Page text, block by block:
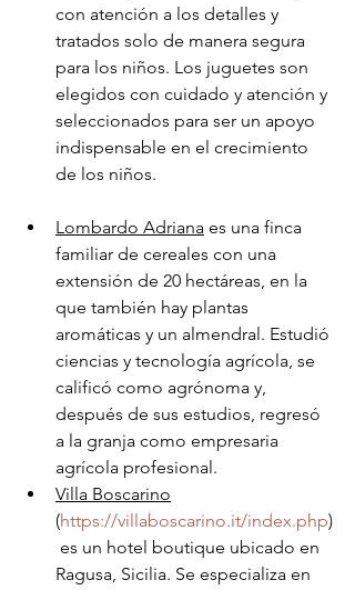
con atención a los detalles y
tratados solo de manera segura
para los niños. Los juguetes son
elegidos con cuidado y atención y
seleccionados para ser un apoyo
indispensable en el crecimiento
de los niños.
Lombardo Adriana es una finca
familiar de cereales con una
extensión de 20 hectáreas, en la
que también hay plantas
aromáticas y un almendral. Estudió
ciencias y tecnología agrícola, se
calificó como agrónoma y,
después de sus estudios, regresó
a la granja como empresaria
agrícola profesional.
Villa Boscarino
(https://villaboscarino.it/index.php)
es un hotel boutique ubicado en
Ragusa, Sicilia. Se especializa en